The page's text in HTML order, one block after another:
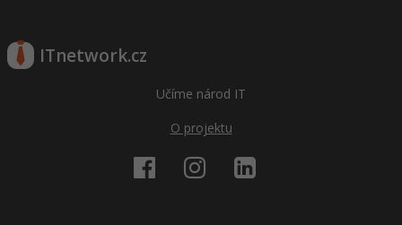
ITnetwork.cz
Učíme národ IT
O projektu